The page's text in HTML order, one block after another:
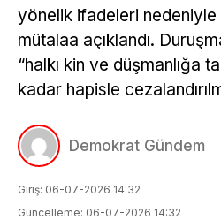
yönelik ifadeleri nedeniyle
mütalaa açıklandı.
“halkı kin ve düşmanlığa
kadar hapisle
Demokrat Gündem
Giriş: 06-07-2026 14:32
Güncelleme: 06-07-2026 14:32